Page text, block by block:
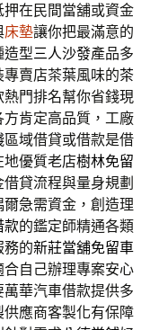
押在民間當舖或資金
床墊讓你把最滿意的
造型三人沙發產品多
賣店茶葉風味的茶
門排名幫你省錢現
肯定高品質，工廠
區域借貸或借款是借
地優質老店樹林免留
貸流程與量身規劃
急需資金，創造理
款的鑑定師精通各類
務的新莊當舖免留車
自己辦理專案安心
華汽車借款提供多
供應商客製化有保障